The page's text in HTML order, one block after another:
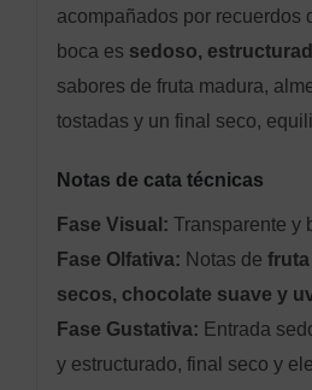
acompañados por recuerdos
boca es sedoso,
sabores de fruta madura,
tostadas y un final seco,
Notas de cata técnicas
Fase Visual: Transparente y
Fase Olfativa: Notas de
secos, chocolate suave y
Fase Gustativa: Entrada
y estructurado, final seco y